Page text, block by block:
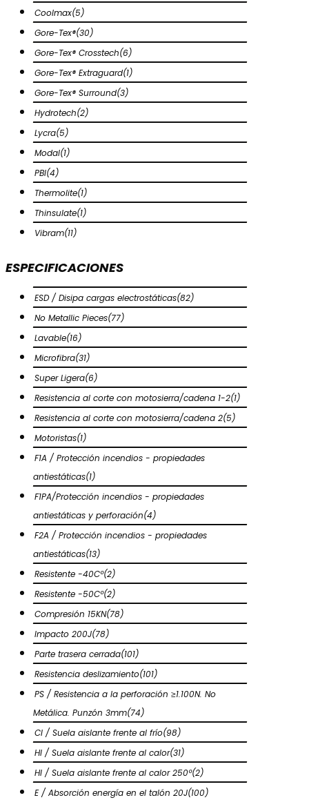
Coolmax(5)
Gore-Tex®(30)
Gore-Tex® Crosstech(6)
Gore-Tex® Extraguard(1)
Gore-Tex® Surround(3)
Hydrotech(2)
Lycra(5)
Modal(1)
PBI(4)
Thermolite(1)
Thinsulate(1)
Vibram(11)
ESPECIFICACIONES
ESD / Disipa cargas electrostáticas(82)
No Metallic Pieces(77)
Lavable(16)
Microfibra(31)
Super Ligera(6)
Resistencia al corte con motosierra/cadena 1-2(1)
Resistencia al corte con motosierra/cadena 2(5)
Motoristas(1)
F1A / Protección incendios - propiedades
antiestáticas(1)
F1PA/Protección incendios - propiedades
antiestáticas y perforación(4)
F2A / Protección incendios - propiedades
antiestáticas(13)
Resistente -40Cº(2)
Resistente -50Cº(2)
Compresión 15KN(78)
Impacto 200J(78)
Parte trasera cerrada(101)
Resistencia deslizamiento(101)
PS / Resistencia a la perforación ≥1.100N. No
Metálica. Punzón 3mm(74)
CI / Suela aislante frente al frío(98)
HI / Suela aislante frente al calor(31)
HI / Suela aislante frente al calor 250º(2)
E / Absorción energía en el talón 20J(100)